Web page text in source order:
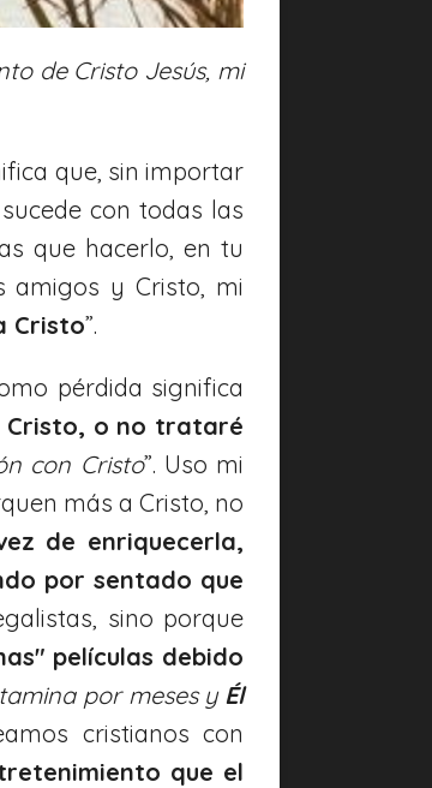
de Cristo Jesús, mi
que, sin importar
con todas las
que hacerlo, en tu
amigos y Cristo, mi
Cristo”.
pérdida significa
Cristo, o no trataré
con Cristo”. Uso mi
más a Cristo, no
de enriquecerla,
por sentado que
sino porque
películas debido
por meses yÉl
cristianos con
que el